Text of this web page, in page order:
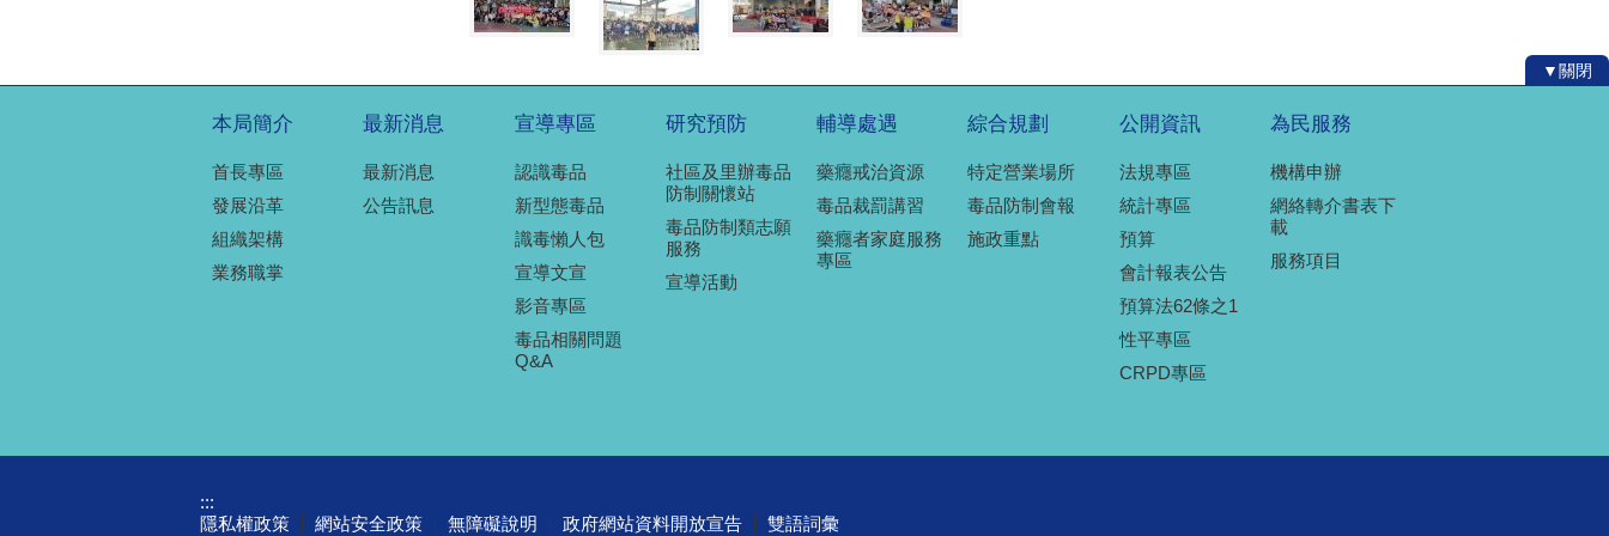
▼關閉
本局簡介
首長專區
發展沿革
組織架構
業務職掌
最新消息
最新消息
公告訊息
宣導專區
認識毒品
新型態毒品
識毒懶人包
宣導文宣
影音專區
毒品相關問題
Q&A
研究預防
社區及里辦毒品
防制關懷站
毒品防制類志願
服務
宣導活動
輔導處遇
藥癮戒治資源
毒品裁罰講習
藥癮者家庭服務
專區
綜合規劃
特定營業場所
毒品防制會報
施政重點
公開資訊
法規專區
統計專區
預算
會計報表公告
預算法62條之1
性平專區
CRPD專區
為民服務
機構申辦
網絡轉介書表下
載
服務項目
:::
隱私權政策
網站安全政策 無障礙說明 政府網站資料開放宣告 雙語詞彙